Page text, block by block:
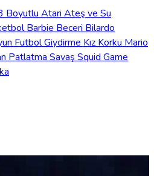
Boyutlu Atari Ateş ve Su
Barbie Beceri Bilardo
FutbolGiydirme Kız Korku Mario
Patlatma Savaş Squid Game